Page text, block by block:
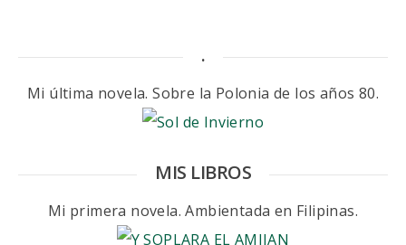
.
Mi última novela. Sobre la Polonia de los años 80.
MIS LIBROS
Mi primera novela. Ambientada en Filipinas.